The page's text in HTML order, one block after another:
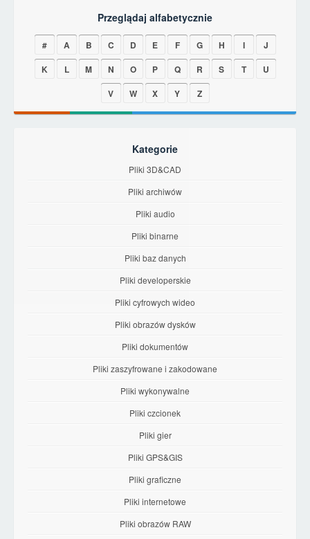
Przeglądaj alfabetycznie
# A B C D E F G H I
J
K
L M N O P Q R S T
U
V
W X Y Z
Kategorie
Pliki 3D&CAD
Pliki archiwów
Pliki audio
Pliki binarne
Pliki baz danych
Pliki developerskie
Pliki cyfrowych wideo
Pliki obrazów dysków
Pliki dokumentów
Pliki zaszyfrowane i zakodowane
Pliki wykonywalne
Pliki czcionek
Pliki gier
Pliki GPS&GIS
Pliki graficzne
Pliki internetowe
Pliki obrazów RAW